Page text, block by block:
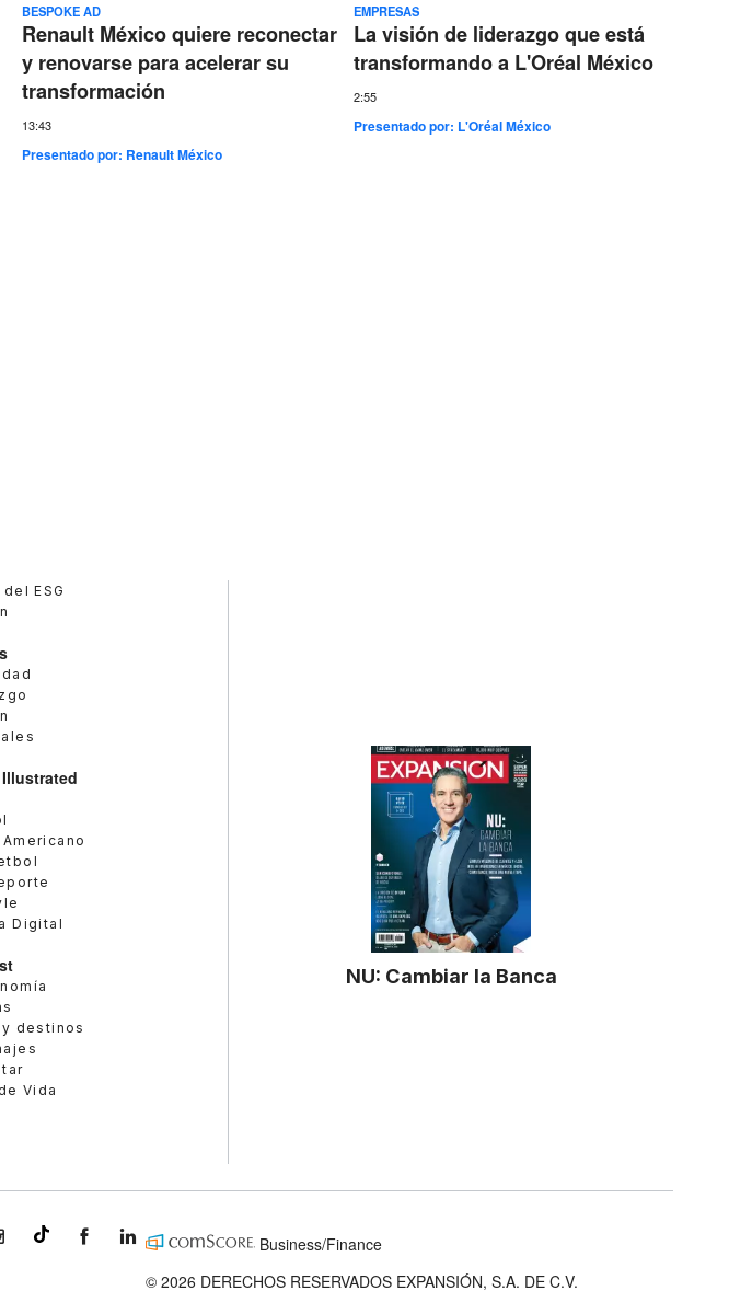
BESPOKE AD
Renault México quiere reconectar
y renovarse para acelerar su
transformación
13:43
Presentado por: Renault México
EMPRESAS
La visión de liderazgo que está
transformando a L'Oréal México
2:55
Presentado por: L'Oréal México
del ESG
Digital
destinos
Vida
NU: Cambiar la Banca
expansionmx ExpansionMex
expansion
Business/Finance
© 2026 DERECHOS RESERVADOS EXPANSIÓN, S.A. DE C.V.